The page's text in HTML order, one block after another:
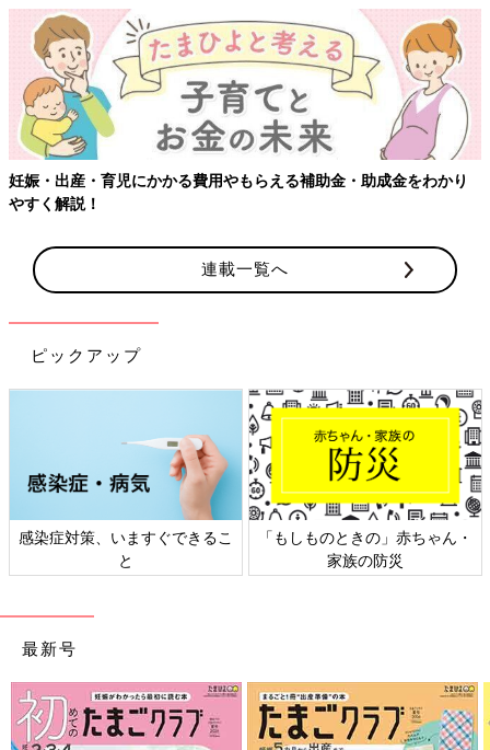
妊娠・出産・育児にかかる費用やもらえる補助金・助成金をわかり
やすく解説！
連載一覧へ
ピックアップ
感染症対策、いますぐできるこ
と
「もしものときの」赤ちゃん・
家族の防災
最新号